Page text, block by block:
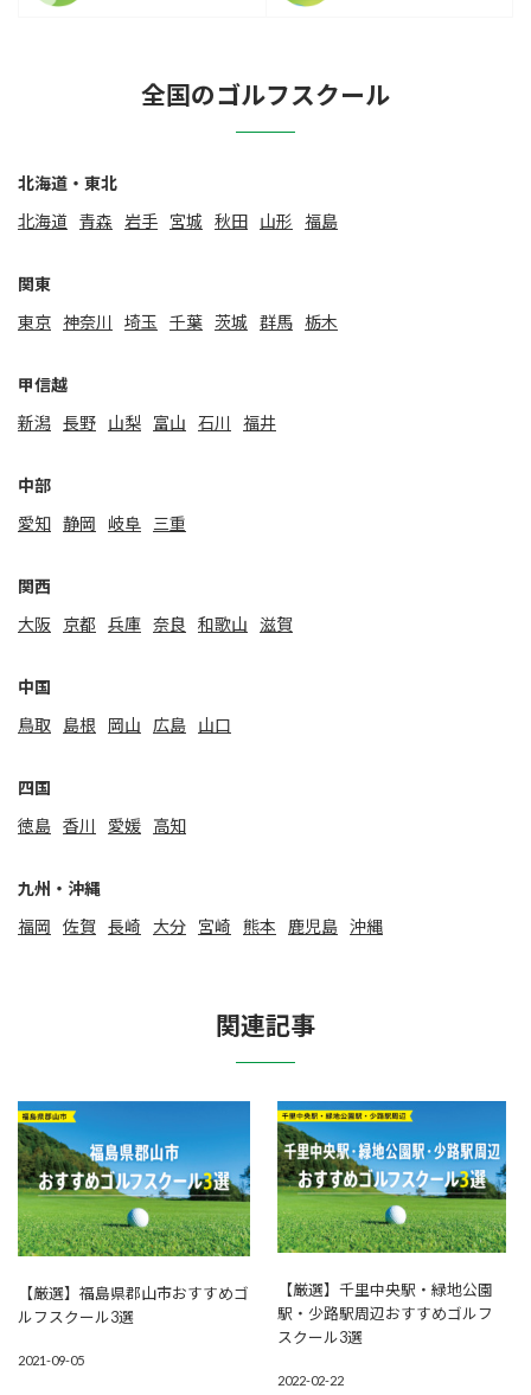
全国のゴルフスクール
北海道・東北
北海道 ⻘森 岩手 宮城 秋田 山形 福島
関東
東京 神奈川 埼玉 千葉 茨城 群馬 栃木
甲信越
新潟 ⻑野 山梨 富山 石川 福井
中部
愛知 静岡 岐阜 三重
関⻄
大阪
京都 兵庫 奈良 和歌山 滋賀
中国
鳥取
島根 岡山 広島 山口
四国
徳島 香川 愛媛 高知
九州・沖縄
福岡
佐賀 ⻑崎 大分 宮崎 熊本 鹿児島 沖縄
関連記事
【厳選】福島県郡山市おすすめゴ
ルフスクール3選
2021-09-05
【厳選】千里中央駅・緑地公園
駅・少路駅周辺おすすめゴルフ
スクール3選
2022-02-22